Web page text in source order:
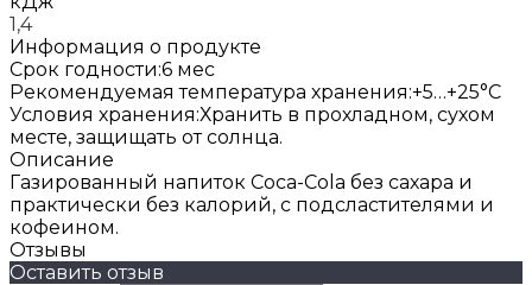
1,4
Информация о продукте
Срок годности:6 мес
Рекомендуемая температура хранения:+5…+25°C
Условия хранения:Хранить в прохладном, сухом
месте, защищать от солнца.
Описание
Газированный напиток Coca-Cola без сахара и
практически без калорий, с подсластителями и
кофеином.
Отзывы
Оставить отзыв